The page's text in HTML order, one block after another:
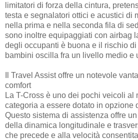
limitatori di forza della cintura,
testa e segnalatori ottici e acustici di
nella prima e nella seconda fila di
sono inoltre equipaggiati con airbag
degli occupanti è buona e il rischio
bambini oscilla fra un livello medio e
Il Travel Assist offre un notevole
comfort
La T-Cross è uno dei pochi veicoli al
categoria a essere dotato in opzione
Questo sistema di assistenza offre
della dinamica longitudinale e
che precede e alla velocità